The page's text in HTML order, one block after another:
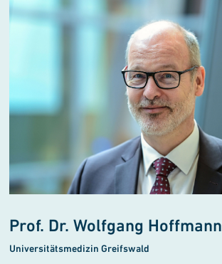
Prof. Dr. Wolfgang Hoffmann
Universitätsmedizin Greifswald